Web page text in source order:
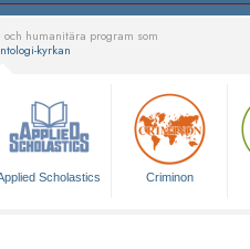
humanitära program som
kyrkan
Scholastics Criminon